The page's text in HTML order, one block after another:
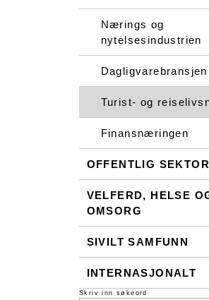
Nærings og
nytelsesindustrien
Dagligvarebransjen
Turist- og
Finansnæringen
OFFENTLIG SEKTOR
VELFERD, HELSE
OMSORG
SIVILT SAMFUNN
INTERNASJONALT
Skriv inn søkeord